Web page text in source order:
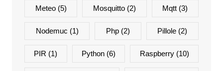
Meteo(5) Mosquitto(2) Mqtt (3)
Nodemuc (1) Php(2) Pillole (2)
PIR (1) Python(6) Raspberry(10)